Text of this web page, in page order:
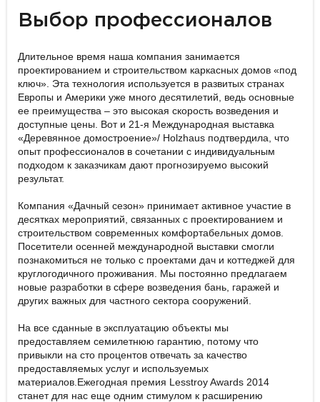
Выбор профессионалов
Длительное время наша компания занимается
проектированием и строительством каркасных домов «под
ключ». Эта технология используется в развитых странах
Европы и Америки уже много десятилетий, ведь основные
ее преимущества – это высокая скорость возведения и
доступные цены. Вот и 21-я Международная выставка
«Деревянное домостроение»/ Holzhaus подтвердила, что
опыт профессионалов в сочетании с индивидуальным
подходом к заказчикам дают прогнозируемо высокий
результат.
Компания «Дачный сезон» принимает активное участие в
десятках мероприятий, связанных с проектированием и
строительством современных комфортабельных домов.
Посетители осенней международной выставки смогли
познакомиться не только с проектами дач и коттеджей для
круглогодичного проживания. Мы постоянно предлагаем
новые разработки в сфере возведения бань, гаражей и
других важных для частного сектора сооружений.
На все сданные в эксплуатацию объекты мы
предоставляем семилетнюю гарантию, потому что
привыкли на сто процентов отвечать за качество
предоставляемых услуг и используемых
материалов.Ежегодная премия Lesstroy Awards 2014
станет для нас еще одним стимулом к расширению